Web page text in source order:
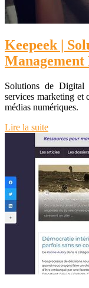
Keepeek |
Management
Solutions de Digital
services marketing et
médias numériques.
Lire la suite